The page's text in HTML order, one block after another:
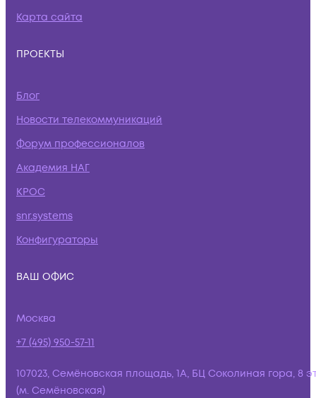
Карта сайта
ПРОЕКТЫ
Блог
Новости телекоммуникаций
Форум профессионалов
Академия НАГ
КРОС
snr.systems
Конфигураторы
ВАШ ОФИС
Москва
+7 (495) 950-57-11
107023, Семёновская площадь, 1А, БЦ Соколиная гора, 8
(м. Семёновская)